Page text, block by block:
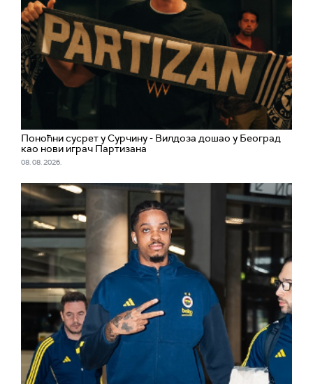
Поноћни сусрет у Сурчину - Вилдоза дошао у Београд
као нови играч Партизана
08. 08. 2026.